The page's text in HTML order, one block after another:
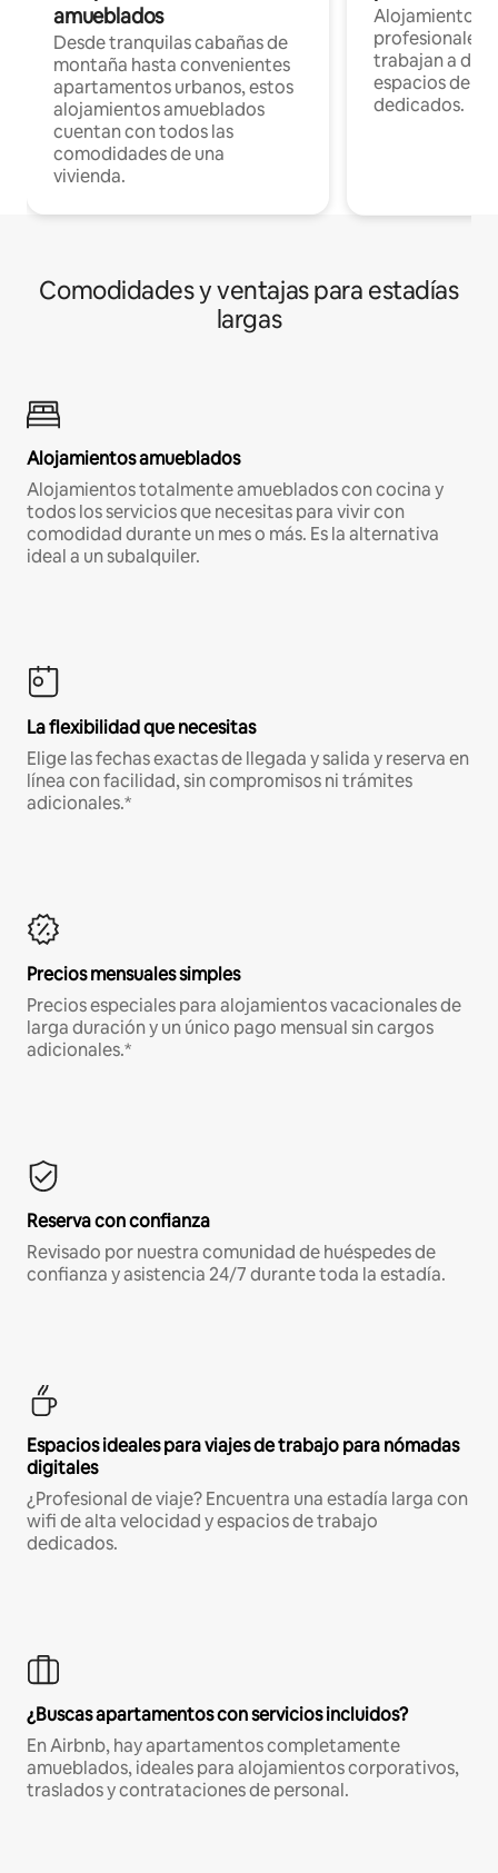
amueblados
Desde tranquilas cabañas de
montaña hasta convenientes
apartamentos urbanos, estos
alojamientos amueblados
cuentan con todos las
comodidades de una
vivienda.
Alojamientos
profesionales
trabajan a
espacios de
dedicados.
Comodidades y ventajas para estadías
largas
Alojamientos amueblados
Alojamientos totalmente amueblados con cocina y
todos los servicios que necesitas para vivir con
comodidad durante un mes o más. Es la alternativa
ideal a un subalquiler.
La flexibilidad que necesitas
Elige las fechas exactas de llegada y salida y reserva en
línea con facilidad, sin compromisos ni trámites
adicionales.*
Precios mensuales simples
Precios especiales para alojamientos vacacionales de
larga duración y un único pago mensual sin cargos
adicionales.*
Reserva con confianza
Revisado por nuestra comunidad de huéspedes de
confianza y asistencia 24/7 durante toda la estadía.
Espacios ideales para viajes de trabajo para nómadas
digitales
¿Profesional de viaje? Encuentra una estadía larga con
wifi de alta velocidad y espacios de trabajo
dedicados.
¿Buscas apartamentos con servicios incluidos?
En Airbnb, hay apartamentos completamente
amueblados, ideales para alojamientos corporativos,
traslados y contrataciones de personal.